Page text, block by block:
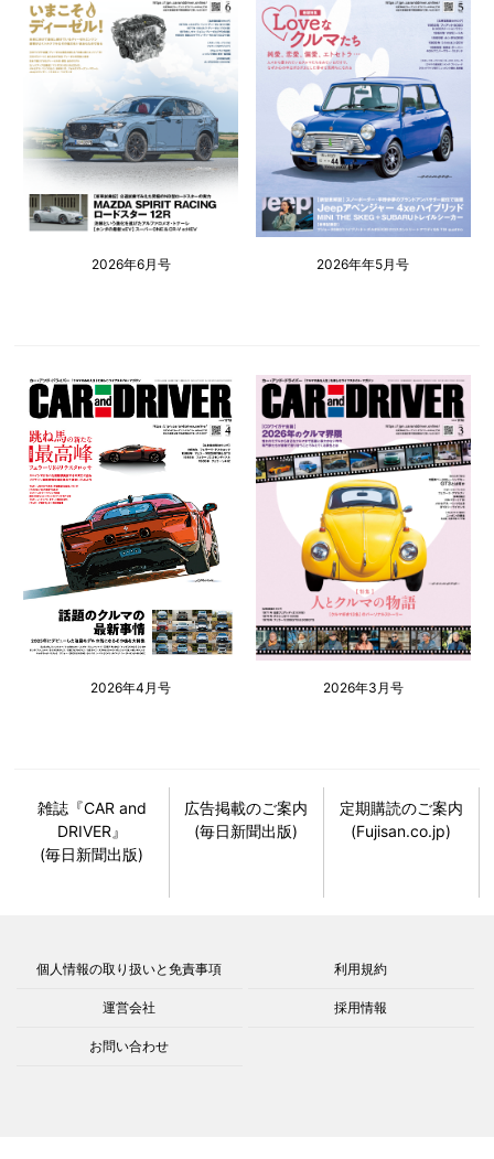
2026年6月号 2026年年5月号
2026年4月号 2026年3月号
雑誌『CAR and
DRIVER』
(毎日新聞出版)
広告掲載のご案内
(毎日新聞出版)
定期購読のご案内
(Fujisan.co.jp)
個人情報の取り扱いと免責事項 利用規約
運営会社 採用情報
お問い合わせ